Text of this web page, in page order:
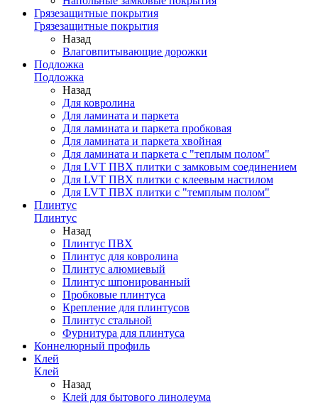
Грязезащитные покрытия
Грязезащитные покрытия
Назад
Влаговпитывающие дорожки
Подложка
Подложка
Назад
Для ковролина
Для ламината и паркета
Для ламината и паркета пробковая
Для ламината и паркета хвойная
Для ламината и паркета с "теплым полом"
Для LVT ПВХ плитки с замковым соединением
Для LVT ПВХ плитки с клеевым настилом
Для LVT ПВХ плитки с "темплым полом"
Плинтус
Плинтус
Назад
Плинтус ПВХ
Плинтус для ковролина
Плинтус алюмиевый
Плинтус шпонированный
Пробковые плинтуса
Крепление для плинтусов
Плинтус стальной
Фурнитура для плинтуса
Коннелюрный профиль
Клей
Клей
Назад
Клей для бытового линолеума